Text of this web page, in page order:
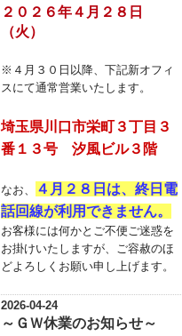
２０２６年４月２８日
（火）
※４月３０日以降、下記新オフィ
スにて通常営業いたします。
埼玉県川口市栄町３丁目３
番１３号 汐風ビル３階
なお、
４月２８日は、終日電
話回線が利用できません。
お客様には何かとご不便ご迷惑を
お掛けいたしますが、ご容赦のほ
どよろしくお願い申し上げます。
2026-04-24
～ＧＷ休業のお知らせ～